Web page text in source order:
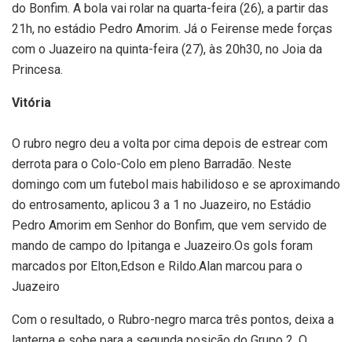
do Bonfim. A bola vai rolar na quarta-feira (26), a partir das
21h, no estádio Pedro Amorim. Já o Feirense mede forças
com o Juazeiro na quinta-feira (27), às 20h30, no Joia da
Princesa.
Vitória
O rubro negro deu a volta por cima depois de estrear com
derrota para o Colo-Colo em pleno Barradão. Neste
domingo com um futebol mais habilidoso e se aproximando
do entrosamento, aplicou 3 a 1 no Juazeiro, no Estádio
Pedro Amorim em Senhor do Bonfim, que vem servido de
mando de campo do Ipitanga e Juazeiro.Os gols foram
marcados por Elton,Edson e Rildo.Alan marcou para o
Juazeiro
Com o resultado, o Rubro-negro marca três pontos, deixa a